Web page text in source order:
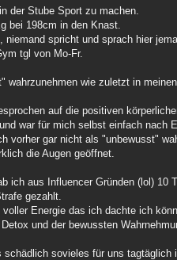
der Stube Sport zu machen.
bei 198cm in den Knast.
spricht und sprach hier
tgl von Mo-Fr.
wahrzunehmen wie zuletzt in
auf die positiven
war für mich selbst einfach nach
vorher gar nicht als "unbewusst"
die Augen geöffnet.
ich aus Influencer Gründen (lol)
gezahlt.
Energie das ich dachte ich
und der bewussten
schädlich sovieles für uns tagtäglich